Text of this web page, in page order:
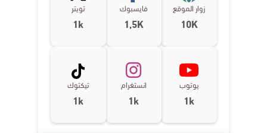
زوار الموقع
10K
فايسبوك
1,5K
تويتر
1k
يوتوب
1k
انستغرام
1k
تيكتوك
1k